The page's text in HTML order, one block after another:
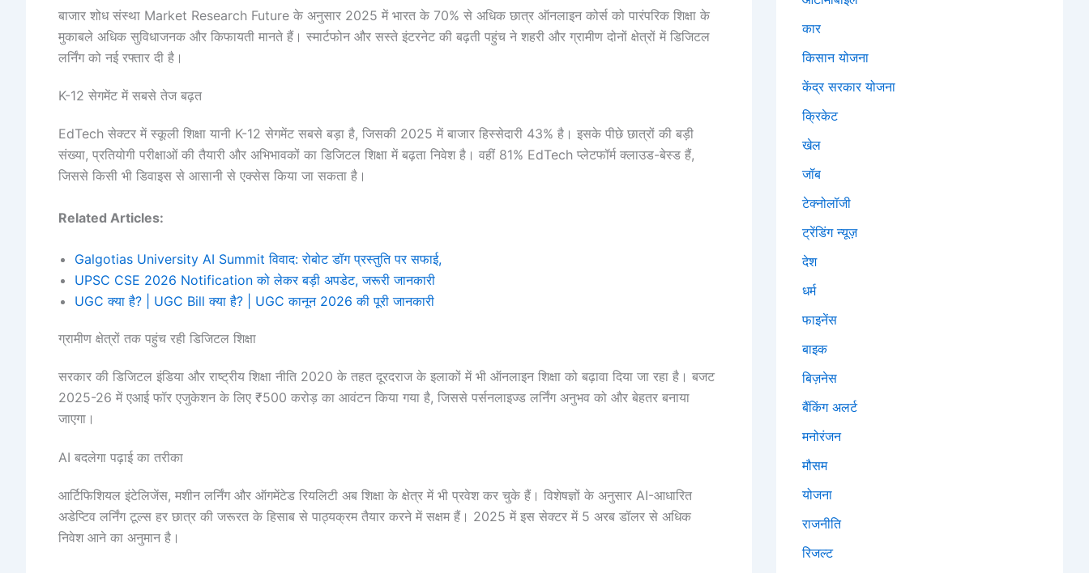
बाजार शोध संस्था Market Research Future के अनुसार 2025 में भारत के 70% से अधिक छात्र ऑनलाइन कोर्स को पारंपरिक शिक्षा के
मुकाबले अधिक सुविधाजनक और किफायती मानते हैं। स्मार्टफोन और सस्ते इंटरनेट की बढ़ती पहुंच ने शहरी और ग्रामीण दोनों क्षेत्रों में डिजिटल
लर्निंग को नई रफ्तार दी है।
K-12 सेगमेंट में सबसे तेज बढ़त
EdTech सेक्टर में स्कूली शिक्षा यानी K-12 सेगमेंट सबसे बड़ा है, जिसकी 2025 में बाजार हिस्सेदारी 43% है। इसके पीछे छात्रों की बड़ी
संख्या, प्रतियोगी परीक्षाओं की तैयारी और अभिभावकों का डिजिटल शिक्षा में बढ़ता निवेश है। वहीं 81% EdTech प्लेटफॉर्म क्लाउड-बेस्ड हैं,
जिससे किसी भी डिवाइस से आसानी से एक्सेस किया जा सकता है।
Related Articles:
Galgotias University AI Summit विवाद: रोबोट डॉग प्रस्तुति पर सफाई,
UPSC CSE 2026 Notification को लेकर बड़ी अपडेट, जरूरी जानकारी
UGC क्या है? | UGC Bill क्या है? | UGC कानून 2026 की पूरी जानकारी
ग्रामीण क्षेत्रों तक पहुंच रही डिजिटल शिक्षा
सरकार की डिजिटल इंडिया और राष्ट्रीय शिक्षा नीति 2020 के तहत दूरदराज के इलाकों में भी ऑनलाइन शिक्षा को बढ़ावा दिया जा रहा है। बजट
2025-26 में एआई फॉर एजुकेशन के लिए ₹500 करोड़ का आवंटन किया गया है, जिससे पर्सनलाइज्ड लर्निंग अनुभव को और बेहतर बनाया
जाएगा।
AI बदलेगा पढ़ाई का तरीका
आर्टिफिशियल इंटेलिजेंस, मशीन लर्निंग और ऑगमेंटेड रियलिटी अब शिक्षा के क्षेत्र में भी प्रवेश कर चुके हैं। विशेषज्ञों के अनुसार AI-आधारित
अडेप्टिव लर्निंग टूल्स हर छात्र की जरूरत के हिसाब से पाठ्यक्रम तैयार करने में सक्षम हैं। 2025 में इस सेक्टर में 5 अरब डॉलर से अधिक
निवेश आने का अनुमान है।
कार
किसान योजना
केंद्र सरकार योजना
क्रिकेट
खेल
जॉब
टेक्नोलॉजी
ट्रेंडिंग न्यूज़
देश
धर्म
फाइनेंस
बाइक
बिज़नेस
बैंकिंग अलर्ट
मनोरंजन
मौसम
योजना
राजनीति
रिजल्ट